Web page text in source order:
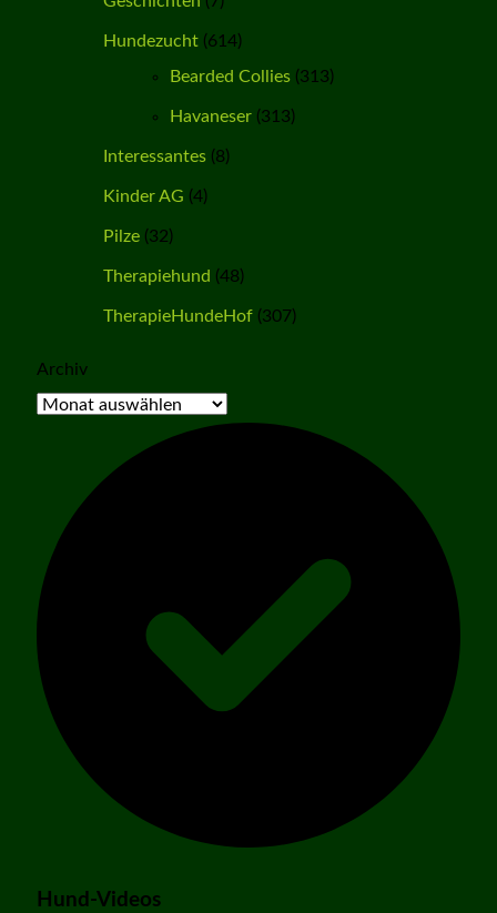
Hundezucht(614)
Bearded Collies(313)
Havaneser(313)
Interessantes(8)
Kinder AG (4)
Pilze(32)
Therapiehund (48)
TherapieHundeHof(307)
Archiv
Hund-Videos